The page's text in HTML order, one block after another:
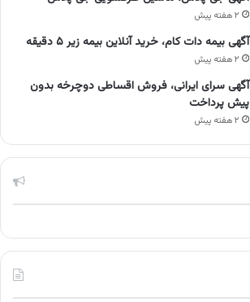
۲ هفته پیش
آگهی بیمه دات کام، خرید آنلاین بیمه زیر ۵ دقیقه
۲ هفته پیش
آگهی سرای ایرانی، فروش اقساطی دوچرخه بدون
پیش پرداخت
۲ هفته پیش